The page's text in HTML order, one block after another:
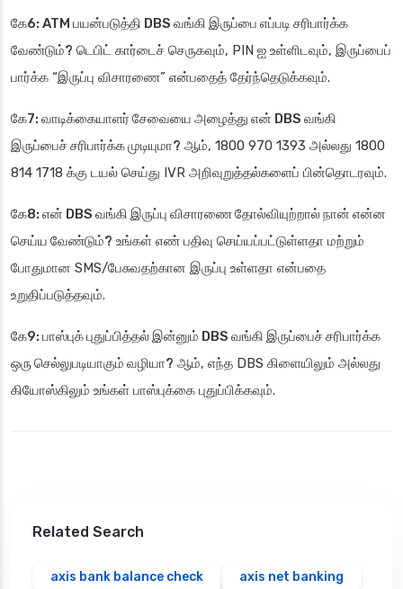
கே6: ATM பயன்படுத்தி DBS வங்கி இருப்பை எப்படி சரிபார்க்க
வேண்டும்? டெபிட் கார்டைச் செருகவும், PIN ஐ உள்ளிடவும், இருப்பைப்
பார்க்க “இருப்பு விசாரணை” என்பதைத் தேர்ந்தெடுக்கவும்.
கே7: வாடிக்கையாளர் சேவையை அழைத்து என் DBS வங்கி
இருப்பைச் சரிபார்க்க முடியுமா? ஆம், 1800 970 1393 அல்லது 1800
814 1718 க்கு டயல் செய்து IVR அறிவுறுத்தல்களைப் பின்தொடரவும்.
கே8: என் DBS வங்கி இருப்பு விசாரணை தோல்வியுற்றால் நான் என்ன
செய்ய வேண்டும்? உங்கள் எண் பதிவு செய்யப்பட்டுள்ளதா மற்றும்
போதுமான SMS/பேசுவதற்கான இருப்பு உள்ளதா என்பதை
உறுதிப்படுத்தவும்.
கே9: பாஸ்புக் புதுப்பித்தல் இன்னும் DBS வங்கி இருப்பைச் சரிபார்க்க
ஒரு செல்லுபடியாகும் வழியா? ஆம், எந்த DBS கிளையிலும் அல்லது
கியோஸ்கிலும் உங்கள் பாஸ்புக்கை புதுப்பிக்கவும்.
Related Search
axis bank balance check
axis net banking